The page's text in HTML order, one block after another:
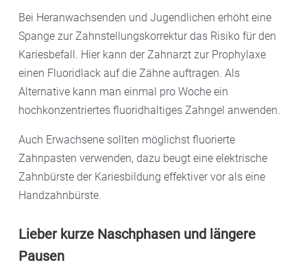
Bei Heranwachsenden und Jugendlichen erhöht eine
Spange zur Zahnstellungskorrektur das Risiko für den
Kariesbefall. Hier kann der Zahnarzt zur Prophylaxe
einen Fluoridlack auf die Zähne auftragen. Als
Alternative kann man einmal pro Woche ein
hochkonzentriertes fluoridhaltiges Zahngel anwenden.
Auch Erwachsene sollten möglichst fluorierte
Zahnpasten verwenden, dazu beugt eine elektrische
Zahnbürste der Kariesbildung effektiver vor als eine
Handzahnbürste.
Lieber kurze Naschphasen und längere
Pausen